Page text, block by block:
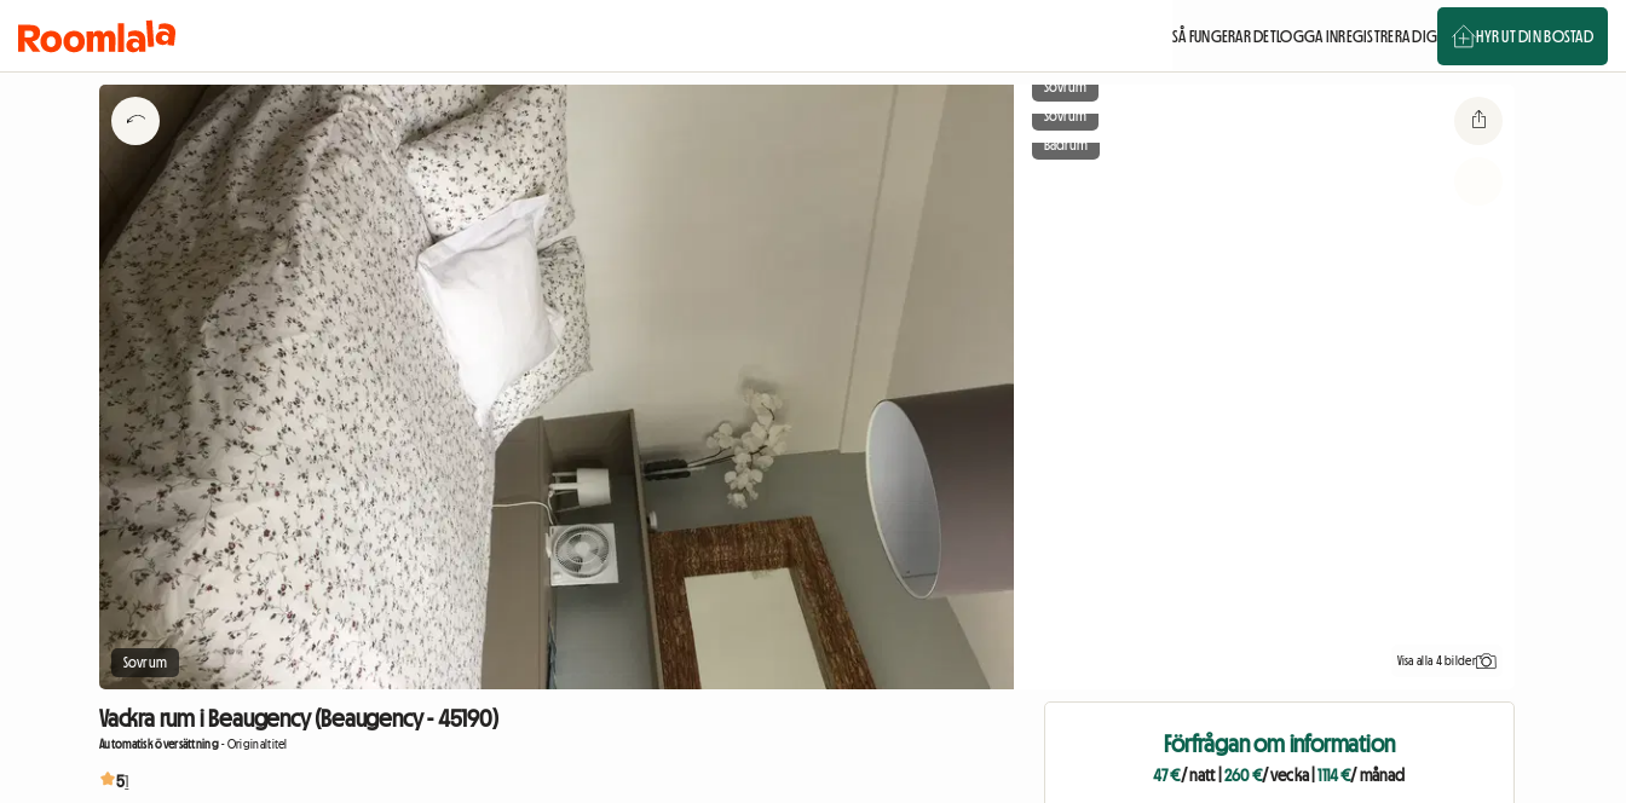
SÅ FUNGERAR DETLOGGA INREGISTRERA DIG HYR UT DIN BOSTAD
Sovrum
Sovrum
Sovrum
Badrum
Visa alla 4 bilder
Vackra rum i Beaugency (Beaugency - 45190)
Automatisk översättning-Originaltitel
51
Förfrågan om information
47 €/ natt|260 €/ vecka|1114 €/ månad